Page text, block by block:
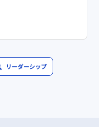
リーダーシップ